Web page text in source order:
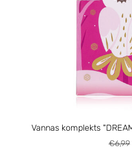
Vannas komplekts
€6,99